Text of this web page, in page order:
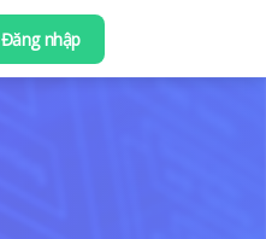
Đăng nhập